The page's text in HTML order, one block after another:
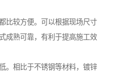
比较方便。可以根据现场尺寸
成熟可靠，有利于提高施工效
。相比于不锈钢等材料，镀锌